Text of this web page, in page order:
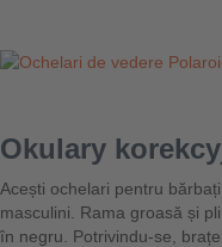
Okulary
Acești ochelari pentru
masculini. Rama groasă și
în negru. Potrivindu-se,